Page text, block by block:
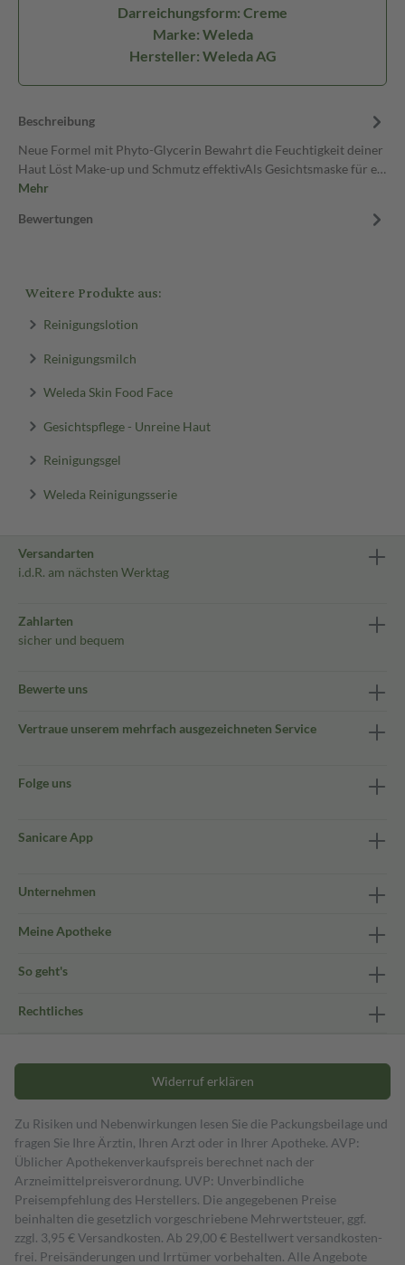
Darreichungsform: Creme
Marke: Weleda
Hersteller: Weleda AG
Beschreibung
Neue Formel mit Phyto-Glycerin Bewahrt die Feuchtigkeit deiner
Haut Löst Make-up und Schmutz effektivAls Gesichtsmaske für e…
Mehr
Bewertungen
Weitere Produkte aus:
Reinigungslotion
Reinigungsmilch
Weleda Skin Food Face
Gesichtspflege - Unreine Haut
Reinigungsgel
Weleda Reinigungsserie
Versandarten
i.d.R. am nächsten Werktag
Zahlarten
sicher und bequem
Bewerte uns
Vertraue unserem mehrfach ausgezeichneten Service
Folge uns
Sanicare App
Unternehmen
Meine Apotheke
So geht's
Rechtliches
Widerruf erklären
Zu Risiken und Nebenwirkungen lesen Sie die Packungsbeilage und
fragen Sie Ihre Ärztin, Ihren Arzt oder in Ihrer Apotheke. AVP:
Üblicher Apothekenverkaufspreis berechnet nach der
Arzneimittelpreisverordnung. UVP: Unverbindliche
Preisempfehlung des Herstellers. Die angegebenen Preise
beinhalten die gesetzlich vorgeschriebene Mehrwertsteuer, ggf.
zzgl. 3,95 € Versandkosten. Ab 29,00 € Bestell­wert versand­kosten­
frei. Preisänderungen und Irrtümer vorbehalten. Alle Angebote